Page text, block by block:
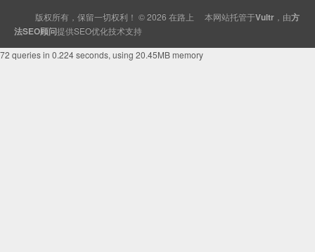
版权所有，保留一切权利！ © 2026 在路上 本网站托管于Vultr ，由方
法SEO顾问提供SEO优化技术支持
72 queries in 0.224 seconds, using 20.45MB memory